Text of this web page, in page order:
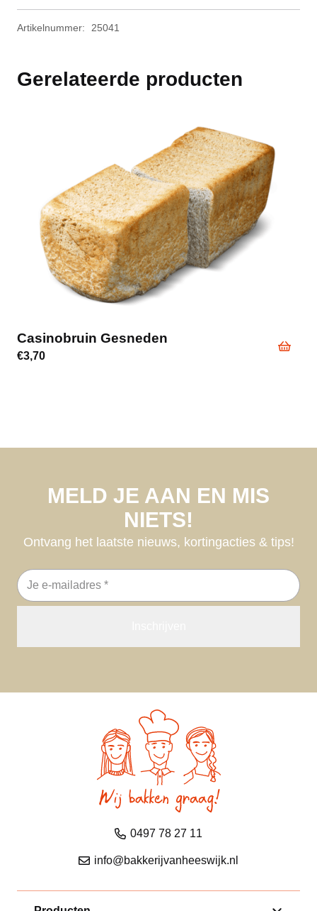
Artikelnummer: 25041
Gerelateerde producten
Casinobruin Gesneden
€3,70
MELD JE AAN EN MIS
NIETS!
Ontvang het laatste nieuws, kortingacties & tips!
E-
mailadres
0497 78 27 11
info@bakkerijvanheeswijk.nl